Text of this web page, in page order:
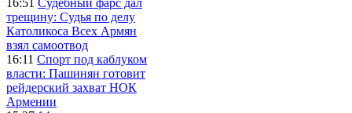
трещину: Судья по делу
Католикоса Всех Армян
взял самоотвод
16:11 Спорт под каблуком
власти: Пашинян готовит
рейдерский захват НОК
Армении